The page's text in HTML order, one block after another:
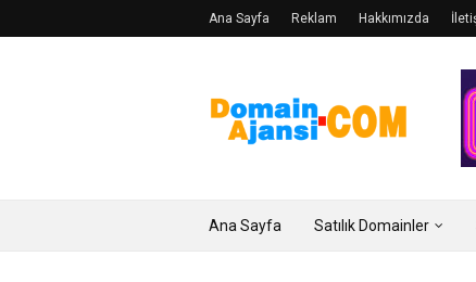
Ana Sayfa Reklam Hakkımızda
Ana Sayfa Satılık Domainler